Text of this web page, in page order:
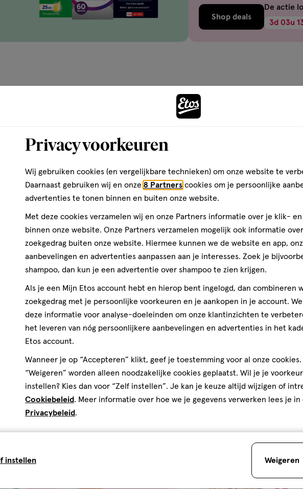
Shop deals
De actie
3d 03u
Oral-B mondverzorging en
opzetborstels
Diverse A-merken
Zóóóveel zomerassortiment bij
Zomer apotheek Zóóóveel
Privacy voorkeuren
Wij gebruiken cookies (en vergelijkbare technieken) om onze website te
Daarnaast gebruiken wij en onze 8 Partners cookies om je persoonlijke
advertenties te tonen binnen en buiten onze website.
Met deze cookies verzamelen wij en onze Partners informatie over je klik-
binnen onze website. Onze Partners verzamelen mogelijk ook informatie
zoekgedrag buiten onze website. Hiermee kunnen we de website en app,
aanbevelingen en advertenties aanpassen aan je interesses. Zoek je
shampoo, dan kun je een advertentie over shampoo te zien krijgen.
Als je een Mijn Etos account hebt en hierop bent ingelogd, dan combineren
zoekgedrag met je persoonlijke voorkeuren en je aankopen in je account.
deze informatie voor analyse-doeleinden om onze klantinzichten te
het leveren van nóg persoonlijkere aanbevelingen en advertenties in het
Etos account.
Wanneer je op “Accepteren” klikt, geef je toestemming voor al onze cookies.
“Weigeren” worden alleen noodzakelijke cookies geplaatst. Wil je je
instellen? Kies dan voor “Zelf instellen”. Je kan je keuze altijd wijzigen of
Cookiebeleid. Meer informatie over hoe we je gegevens verwerken lees je in
Privacybeleid.
instellen Weigeren